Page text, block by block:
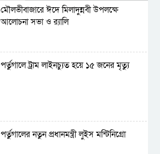
মৌলভীবাজারে ঈদে মিলাদুন্নবী উপলক্ষে
আলোচনা সভা ও র‍্যালি
পর্তুগালে ট্রাম লাইনচ্যুত হয়ে ১৫ জনের মৃত্যু
পর্তুগালের নতুন প্রধানমন্ত্রী লুইস মন্টিনিগ্রো